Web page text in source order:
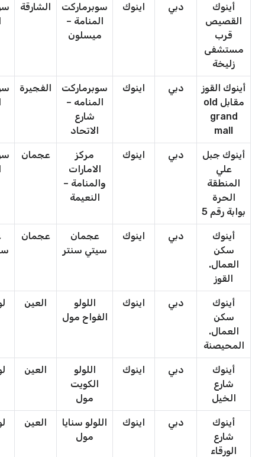
أينوك
القصيص
قرب
مستشفى
زليخة
دبي اينوك
سوبرماركت
المنامة –
ميسلون
الشارقة
أينوك القوز
مقابل old
grand
mall
دبي اينوك
سوبرماركت
المنامه –
شارع
الاتحاد
الفجيرة
أينوك جبل
علي
المنطقة
الحرة
بوابة رقم 5
دبي اينوك
مركز
الامارات
والمنامة –
النعيمة
عجمان
أينوك
سكن
العمال.
القوز
دبي اينوك
عجمان
سيتي سنتر
عجمان
أينوك
سكن
العمال.
المحيصنة
دبي اينوك
اللولو
الفواح مول
العين
أينوك
شارع
الخيل
دبي اينوك
اللولو
الكويت
مول
العين
أينوك
شارع
الورقاء
دبي اينوك
اللولو سنايا
مول
العين